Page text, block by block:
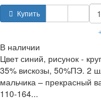
Купить
+
В наличии
Цвет синий, рисунок -
35% вискозы, 50%ПЭ. 2
мальчика – прекрасный
110-164...